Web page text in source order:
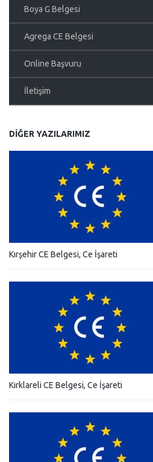
Boya G Belgesi
Agrega CE Belgesi
Online Başvuru
İletişim
DIĞER YAZILARIMIZ
Kırşehir CE Belgesi, Ce İşareti
Kırklareli CE Belgesi, Ce İşareti